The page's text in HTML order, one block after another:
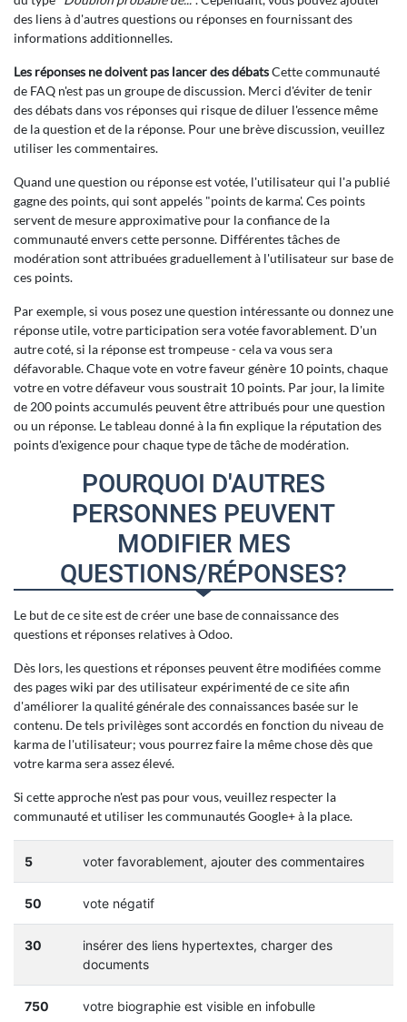
des liens à d'autres questions ou réponses en fournissant des
informations additionnelles.
Les réponses ne doivent pas lancer des débatsCette communauté
de FAQ n'est pas un groupe de discussion. Merci d'éviter de tenir
des débats dans vos réponses qui risque de diluer l'essence même
de la question et de la réponse. Pour une brève discussion, veuillez
utiliser les commentaires.
Quand une question ou réponse est votée, l'utilisateur qui l'a publié
gagne des points, qui sont appelés "points de karma'. Ces points
servent de mesure approximative pour la confiance de la
communauté envers cette personne. Différentes tâches de
modération sont attribuées graduellement à l'utilisateur sur base de
ces points.
Par exemple, si vous posez une question intéressante ou donnez une
réponse utile, votre participation sera votée favorablement. D'un
autre coté, si la réponse est trompeuse - cela va vous sera
défavorable. Chaque vote en votre faveur génère 10 points, chaque
votre en votre défaveur vous soustrait 10 points. Par jour, la limite
de 200 points accumulés peuvent être attribués pour une question
ou un réponse. Le tableau donné à la fin explique la réputation des
points d'exigence pour chaque type de tâche de modération.
POURQUOI D'AUTRES
PERSONNES PEUVENT
MODIFIER MES
QUESTIONS/RÉPONSES?
Le but de ce site est de créer une base de connaissance des
questions et réponses relatives à Odoo.
Dès lors, les questions et réponses peuvent être modifiées comme
des pages wiki par des utilisateur expérimenté de ce site afin
d'améliorer la qualité générale des connaissances basée sur le
contenu. De tels privilèges sont accordés en fonction du niveau de
karma de l'utilisateur; vous pourrez faire la même chose dès que
votre karma sera assez élevé.
Si cette approche n'est pas pour vous, veuillez respecter la
communauté et utiliser les communautés Google+ à la place.
5 voter favorablement, ajouter des commentaires
50 vote négatif
30
insérer des liens hypertextes, charger des
documents
750 votre biographie est visible en infobulle